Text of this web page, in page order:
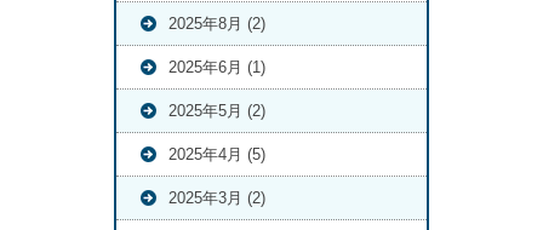
2025年8月 (2)
2025年6月 (1)
2025年5月 (2)
2025年4月 (5)
2025年3月 (2)